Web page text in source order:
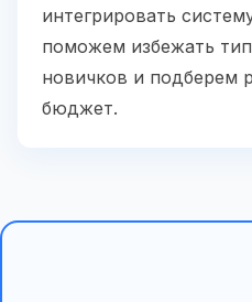
интегрировать
поможем избежать
новичков и подберем
бюджет.